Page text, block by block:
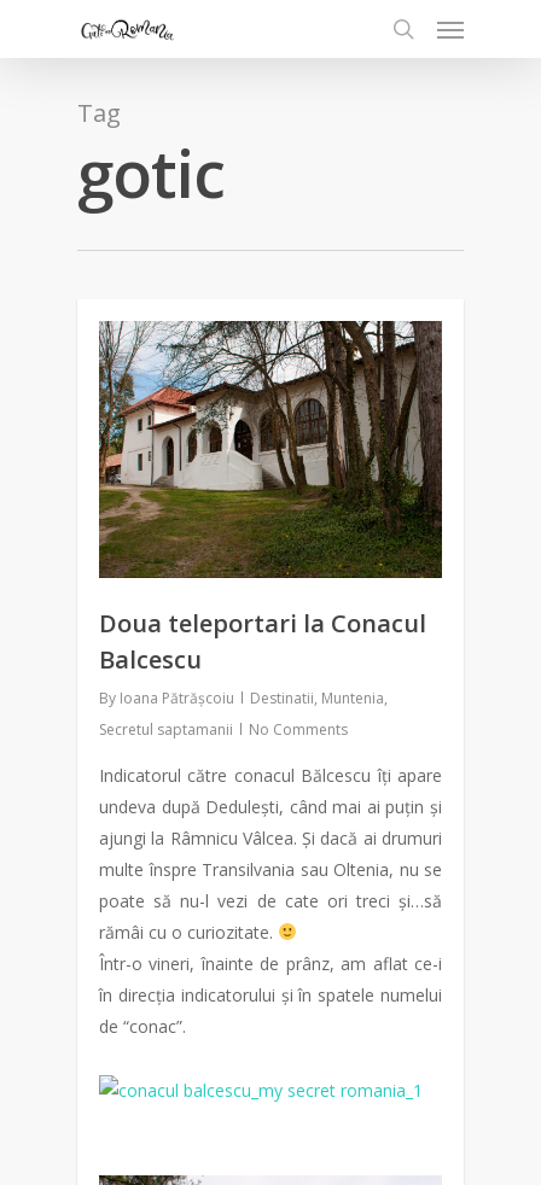
Tag
gotic
Doua teleportari la Conacul
Balcescu
By Ioana Pătrășcoiu Destinatii, Muntenia,
Secretul saptamanii
No Comments
Indicatorul către conacul Bălcescu îți apare
undeva după Dedulești, când mai ai puțin și
ajungi la Râmnicu Vâlcea. Și dacă ai drumuri
multe înspre Transilvania sau Oltenia, nu se
poate să nu-l vezi de cate ori treci și…să
rămâi cu o curiozitate.
Într-o vineri, înainte de prânz, am aflat ce-i
în direcția indicatorului și în spatele numelui
de “conac”.
0